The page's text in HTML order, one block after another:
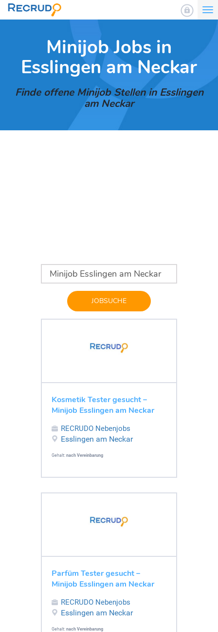
Minijob Jobs in
Esslingen am Neckar
Finde offene Minijob Stellen in Esslingen
am Neckar
JOBSUCHE
Kosmetik Tester gesucht –
Minijob Esslingen am Neckar
RECRUDO Nebenjobs
Esslingen am Neckar
Gehalt: nach Vereinbarung
Parfüm Tester gesucht –
Minijob Esslingen am Neckar
RECRUDO Nebenjobs
Esslingen am Neckar
Gehalt: nach Vereinbarung